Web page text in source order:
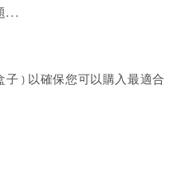
...
) 以確保您可以購入最適合